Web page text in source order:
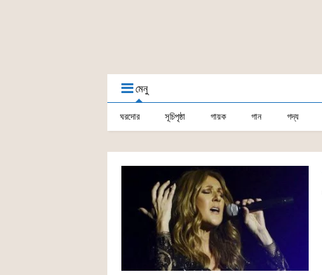
মেনু
ঘরদোর সূচিপৃষ্ঠা গায়ক গান গদ্য